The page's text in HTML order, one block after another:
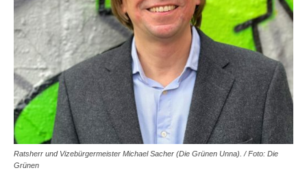
Ratsherr und Vizebürgermeister Michael Sacher (Die Grünen Unna). / Foto: Die
Grünen